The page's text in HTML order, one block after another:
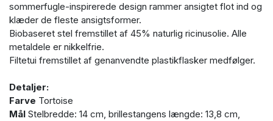
sommerfugle-inspirerede design rammer ansigtet flot ind og
klæder de fleste ansigtsformer.
Biobaseret stel fremstillet af 45% naturlig ricinusolie. Alle
metaldele er nikkelfrie.
Filtetui fremstillet af genanvendte plastikflasker medfølger.
Detaljer:
Farve Tortoise
Mål Stelbredde: 14 cm, brillestangens længde: 13,8 cm,